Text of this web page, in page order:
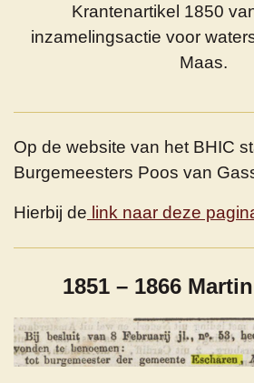
Krantenartikel 1850
inzamelingsactie voor
Maas.
Op de website van het BHIC
Burgemeesters Poos van
Hierbij de link naar deze
1851 – 1866